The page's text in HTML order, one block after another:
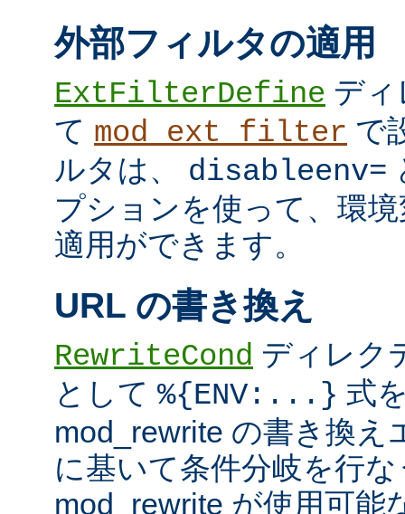
外部フィルタの適用
ExtFilterDefine デ
て mod_ext_filter で
ルタは、 disableenv=
プションを使って、環
適用ができます。
URL の書き換え
RewriteCond ディレク
として %{ENV:...} 式
mod_rewrite の書き換え
に基いて条件分岐を行
mod_rewrite が使用可能